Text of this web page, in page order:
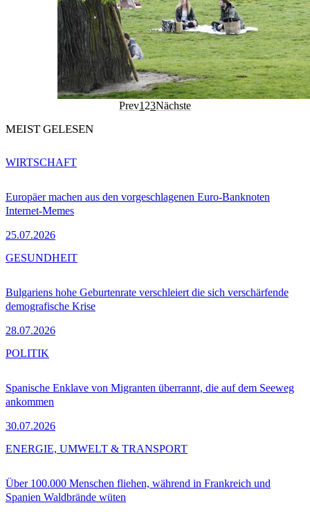
Prev1 23Nächste
MEIST GELESEN
Europäer machen aus den vorgeschlagenen Euro-Banknoten
Internet-Memes
25.07.2026
WIRTSCHAFT
Bulgariens hohe Geburtenrate verschleiert die sich verschärfende
demografische Krise
28.07.2026
GESUNDHEIT
Spanische Enklave von Migranten überrannt, die auf dem Seeweg
ankommen
30.07.2026
POLITIK
Über 100.000 Menschen fliehen, während in Frankreich und
Spanien Waldbrände wüten
ENERGIE, UMWELT & TRANSPORT